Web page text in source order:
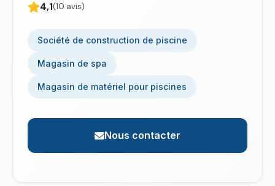
4,1(10 avis)
Société de construction de piscine
Magasin de spa
Magasin de matériel pour piscines
Nous contacter